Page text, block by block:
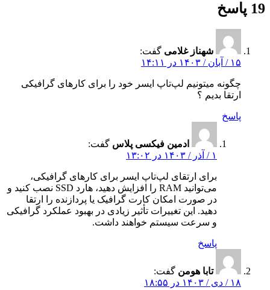
19 پاسخ
شهناز غلامی گفت:
۱۵ / آبان / ۱۴۰۳ در ۱۴:۱۱
چگونه میتونیم لپ‌تاپ ایسر خود را برای کارهای گرافیکی
ارتقا بدیم ؟
پاسخ
ادمین فیکسی پلاس گفت:
۱ / آذر / ۱۴۰۳ در ۱۳:۰۲
برای ارتقای لپ‌تاپ ایسر برای کارهای گرافیکی،
می‌توانید RAM را افزایش دهید، هارد SSD نصب کنید و
در صورت امکان کارت گرافیک یا پردازنده را ارتقا
دهید. این تغییرات تأثیر زیادی در بهبود عملکرد گرافیکی
و سرعت سیستم خواهند داشت.
پاسخ
تابا هومن گفت:
۱۸ / دی / ۱۴۰۳ در ۱۸:۵۵